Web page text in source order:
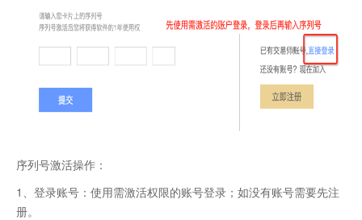
序列号激活操作：
1、登录账号：使用需激活权限的账号登录；如没有账号需要先注
册。